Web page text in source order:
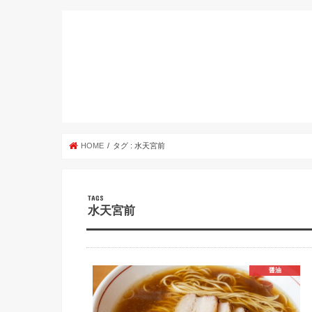
HOME タグ : 水天宮前
水天宮前
醤油